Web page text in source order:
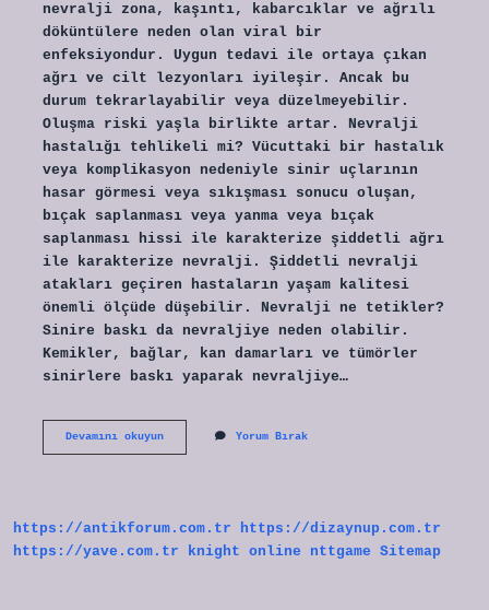
nevralji zona, kaşıntı, kabarcıklar ve ağrılı
döküntülere neden olan viral bir
enfeksiyondur. Uygun tedavi ile ortaya çıkan
ağrı ve cilt lezyonları iyileşir. Ancak bu
durum tekrarlayabilir veya düzelmeyebilir.
Oluşma riski yaşla birlikte artar. Nevralji
hastalığı tehlikeli mi? Vücuttaki bir hastalık
veya komplikasyon nedeniyle sinir uçlarının
hasar görmesi veya sıkışması sonucu oluşan,
bıçak saplanması veya yanma veya bıçak
saplanması hissi ile karakterize şiddetli ağrı
ile karakterize nevralji. Şiddetli nevralji
atakları geçiren hastaların yaşam kalitesi
önemli ölçüde düşebilir. Nevralji ne tetikler?
Sinire baskı da nevraljiye neden olabilir.
Kemikler, bağlar, kan damarları ve tümörler
sinirlere baskı yaparak nevraljiye…
Devamını okuyunNevralji
Yorum Bırak
https://antikforum.com.tr
https://dizaynup.com.tr
https://yave.com.tr
knight online nttgame Sitemap